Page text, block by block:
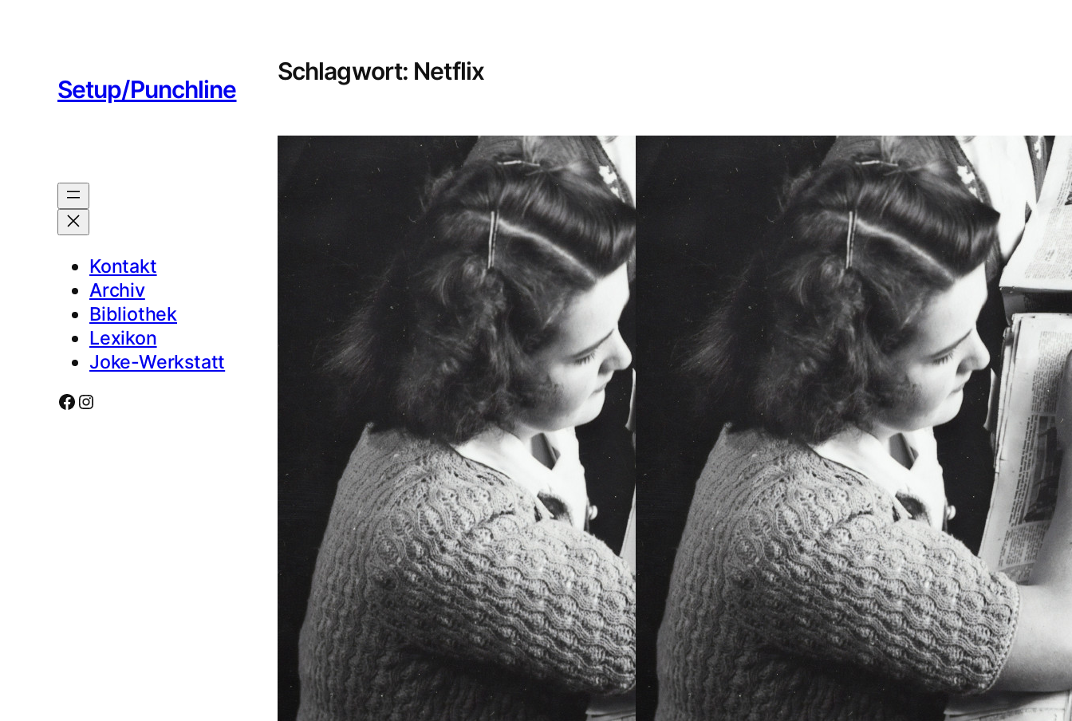
Setup/Punchline
Kontakt
Archiv
Bibliothek
Lexikon
Joke-Werkstatt
Facebook Instagram
Schlagwort: Netflix